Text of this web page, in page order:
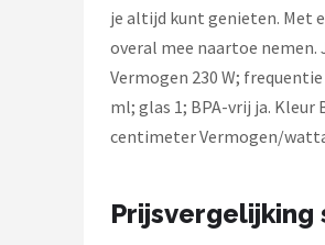
je altijd kunt genieten. Met
overal mee naartoe nemen.
Vermogen 230 W;
ml; glas 1; BPA-vrij ja.
centimeter Vermogen/
Prijsvergelijking